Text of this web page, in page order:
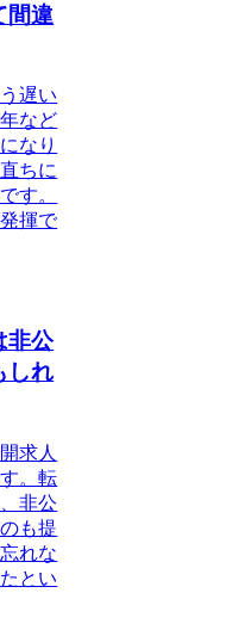
間違
遅い
など
なり
ちに
す。
揮で
非公
しれ
求人
。転
非公
も提
れな
とい